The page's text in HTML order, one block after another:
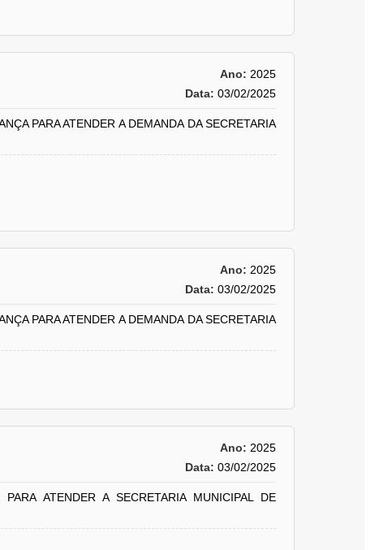
Ano: 2025
Data: 03/02/2025
PARA ATENDER A DEMANDA DA SECRETARIA
Ano: 2025
Data: 03/02/2025
PARA ATENDER A DEMANDA DA SECRETARIA
Ano: 2025
Data: 03/02/2025
ATENDER A SECRETARIA MUNICIPAL DE